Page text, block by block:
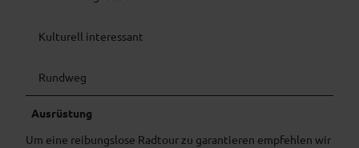
Kulturell interessant
Rundweg
Ausrüstung
Um eine reibungslose Radtour zu garantieren empfehlen wir